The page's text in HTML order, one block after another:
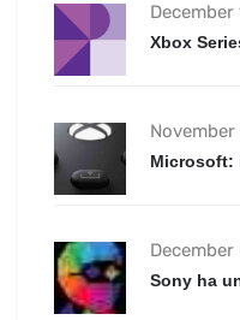
December
Xbox
Microsoft:
Sony ha